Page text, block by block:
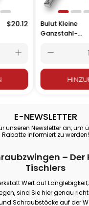
mm
$20.71
E-NEWSLETTER
unseren Newsletter an, um
Rabatte informiert zu werden!
– Der
Tischlers
Wert auf
sind Sie hier genau
Schraubstöcke auf der